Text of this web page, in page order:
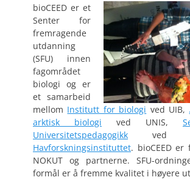
bioCEED er et
Senter for
fremragende
utdanning
(SFU) innen
fagområdet
biologi og er
et samarbeid
mellom Institutt for biologi ved UIB,
arktisk biologi ved UNIS,
Universitetspedagogikk ved
Havforskningsinstituttet. bioCEED er
NOKUT og partnerne. SFU-
formål er å fremme kvalitet i høyere